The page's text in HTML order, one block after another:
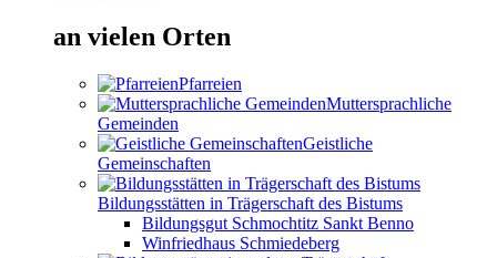
an vielen Orten
Pfarreien
Muttersprachliche
Gemeinden
Geistliche
Gemeinschaften
Bildungsstätten in Trägerschaft des Bistums
Bildungsgut Schmochtitz Sankt Benno
Winfriedhaus Schmiedeberg